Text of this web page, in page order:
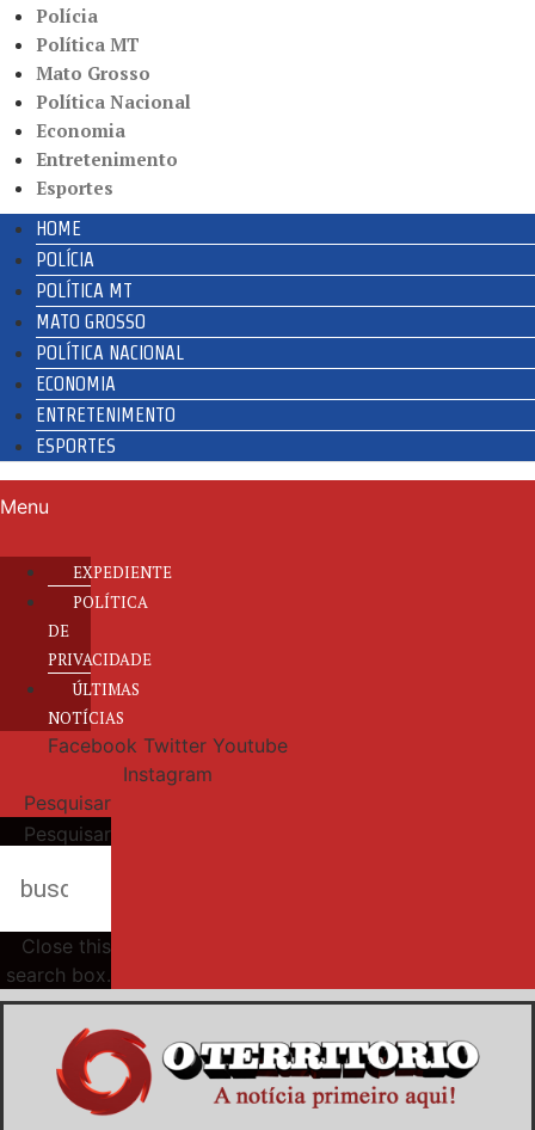
Polícia
Política MT
Mato Grosso
Política Nacional
Economia
Entretenimento
Esportes
HOME
POLÍCIA
POLÍTICA MT
MATO GROSSO
POLÍTICA NACIONAL
ECONOMIA
ENTRETENIMENTO
ESPORTES
Menu
EXPEDIENTE
POLÍTICA
DE
PRIVACIDADE
ÚLTIMAS
NOTÍCIAS
Facebook Twitter Youtube
Instagram
Pesquisar
Pesquisar
Close this
search box.